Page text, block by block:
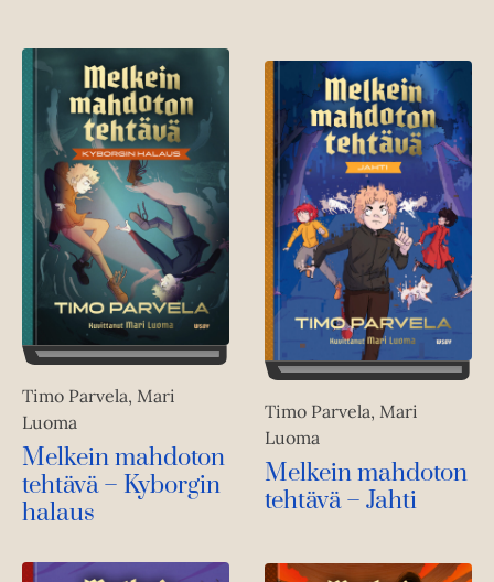
Timo Parvela, Mari
Luoma
Melkein mahdoton
tehtävä – Kyborgin
halaus
Timo Parvela, Mari
Luoma
Melkein mahdoton
tehtävä – Jahti